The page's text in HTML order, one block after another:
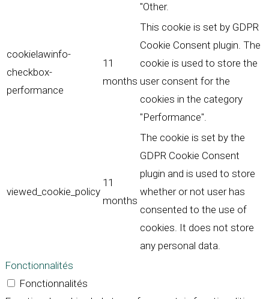
"Other.
cookielawinfo-
checkbox-
performance
11
months
This cookie is set by GDPR
Cookie Consent plugin. The
cookie is used to store the
user consent for the
cookies in the category
"Performance".
viewed_cookie_policy
11
months
The cookie is set by the
GDPR Cookie Consent
plugin and is used to store
whether or not user has
consented to the use of
cookies. It does not store
any personal data.
Fonctionnalités
Fonctionnalités